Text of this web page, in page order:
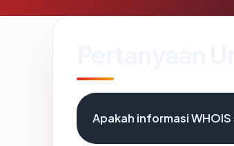
Apakah informasi